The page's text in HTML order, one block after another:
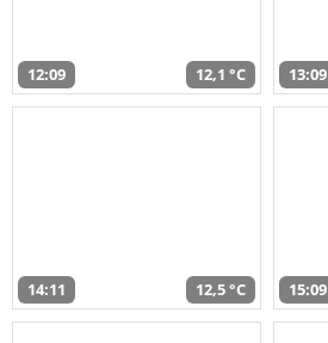
12:09 12,1 °C 13:09
14:11 12,5 °C 15:09